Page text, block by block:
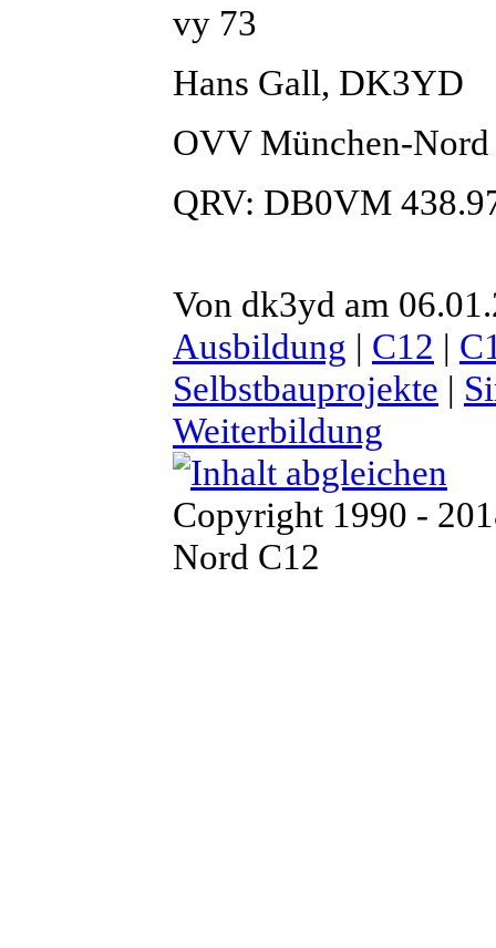
vy 73
Hans Gall, DK3YD
OVV München-Nord
QRV: DB0VM
Von dk3yd am
Ausbildung | C12 |
Selbstbauprojekte |
Weiterbildung
Copyright 1990 -
Nord C12